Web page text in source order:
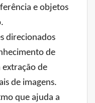
e objetos
direcionados
de
de
de imagens.
que ajuda a